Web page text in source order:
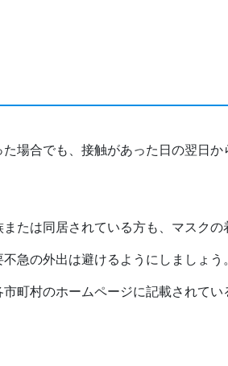
場合でも、接触があった日の翌日か
たは同居されている方も、マスクの
急の外出は避けるようにしましょう
町村のホームページに記載されてい